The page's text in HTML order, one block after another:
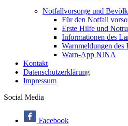
Notfallvorsorge und
Für den Notfall
Erste Hilfe und
Informationen des
Warnmeldungen des
Warn-App NINA
Kontakt
Datenschutzerklärung
Impressum
Social Media
Facebook